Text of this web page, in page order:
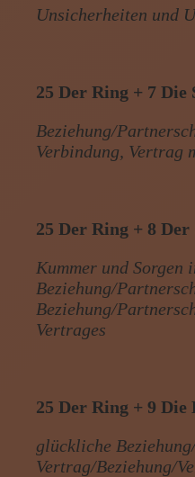
Unsicherheiten und
25 Der Ring + 7 Die
Beziehung/
Verbindung, Vertrag
25 Der Ring + 8 Der
Kummer und Sorgen
Beziehung/
Beziehung/
Vertrages
25 Der Ring + 9 Die
glückliche
Vertrag/Beziehung/